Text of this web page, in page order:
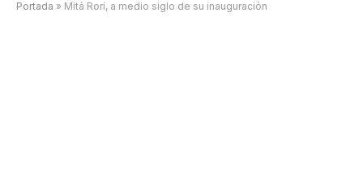
Portada » Mitá Rorí, a medio siglo de su inauguración